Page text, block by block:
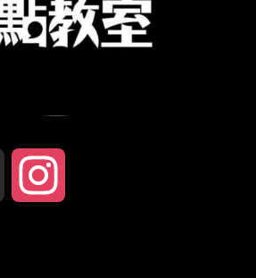
Threads